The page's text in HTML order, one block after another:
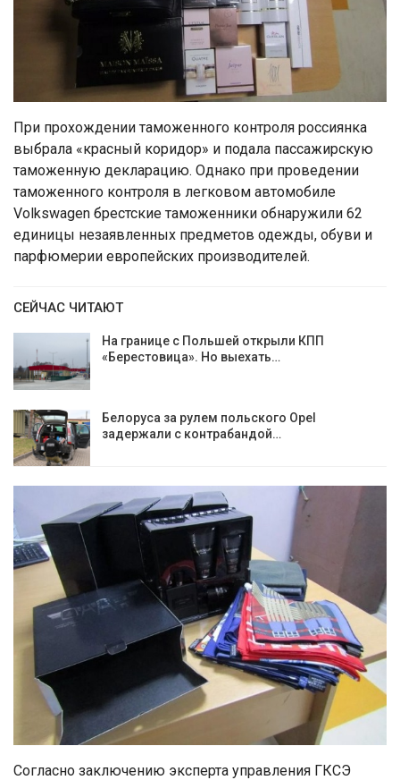
При прохождении таможенного контроля россиянка
выбрала «красный коридор» и подала пассажирскую
таможенную декларацию. Однако при проведении
таможенного контроля в легковом автомобиле
Volkswagen брестские таможенники обнаружили 62
единицы незаявленных предметов одежды, обуви и
парфюмерии европейских производителей.
СЕЙЧАС ЧИТАЮТ
На границе с Польшей открыли КПП
«Берестовица». Но выехать…
Белоруса за рулем польского Opel
задержали с контрабандой…
Согласно заключению эксперта управления ГКСЭ